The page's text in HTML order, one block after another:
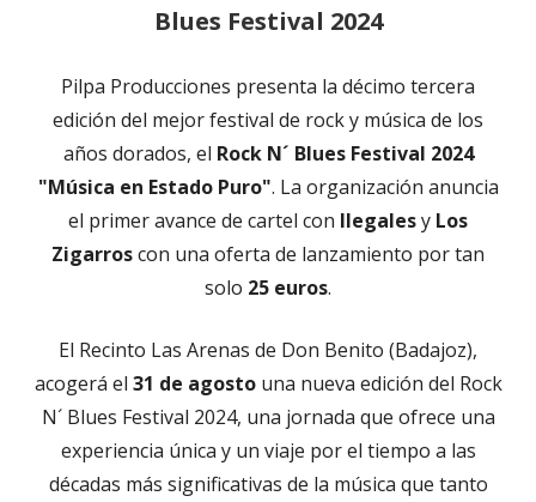
Blues Festival 2024
Pilpa Producciones presenta la décimo tercera
edición del mejor festival de rock y música de los
años dorados, el Rock N´ Blues Festival 2024
"Música en Estado Puro". La organización anuncia
el primer avance de cartel con Ilegalesy Los
Zigarroscon una oferta de lanzamiento por tan
solo 25 euros.
El Recinto Las Arenas de Don Benito (Badajoz),
acogerá el 31 de agostouna nueva edición del Rock
N´ Blues Festival 2024, una jornada que ofrece una
experiencia única y un viaje por el tiempo a las
décadas más significativas de la música que tanto